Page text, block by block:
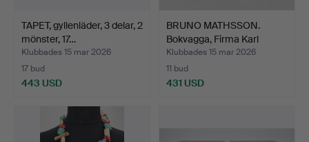
TAPET, gyllenläder, 3 delar, 2
mönster, 17…
Klubbades 15 mar 2026
17 bud
443 USD
BRUNO MATHSSON.
Bokvagga, Firma Karl
Maths…
Klubbades 15 mar 2026
11 bud
431 USD